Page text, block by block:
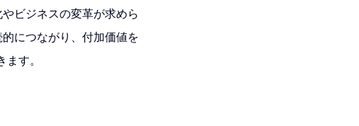
ビジネスの変革が求めら
につながり、付加価値を
す。